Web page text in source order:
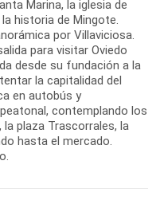
Marina, la iglesia de
historia de Mingote.
por Villaviciosa.
para visitar Oviedo
desde su fundación a la
la capitalidad del
en autobús y
contemplando los
la plaza Trascorrales, la
hasta el mercado.